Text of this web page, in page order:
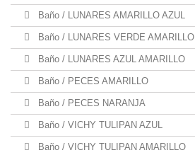
Baño / LUNARES AMARILLO AZUL
Baño / LUNARES VERDE AMARILLO
Baño / LUNARES AZUL AMARILLO
Baño / PECES AMARILLO
Baño / PECES NARANJA
Baño / VICHY TULIPAN AZUL
Baño / VICHY TULIPAN AMARILLO